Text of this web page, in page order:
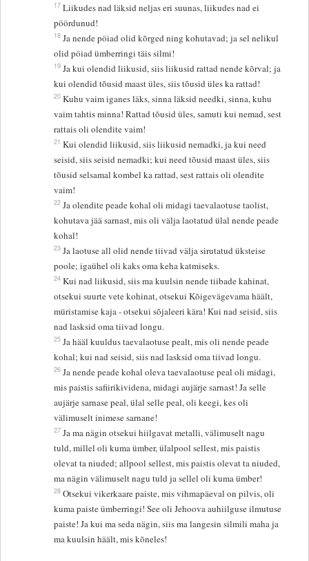
17 Liikudes nad läksid neljas eri suunas, liikudes nad ei
pöördunud!
18 Ja nende pöiad olid kõrged ning kohutavad; ja sel nelikul
olid pöiad ümberringi täis silmi!
19 Ja kui olendid liikusid, siis liikusid rattad nende kõrval; ja
kui olendid tõusid maast üles, siis tõusid üles ka rattad!
20 Kuhu vaim iganes läks, sinna läksid needki, sinna, kuhu
vaim tahtis minna! Rattad tõusid üles, samuti kui nemad, sest
rattais oli olendite vaim!
21 Kui olendid liikusid, siis liikusid nemadki, ja kui need
seisid, siis seisid nemadki; kui need tõusid maast üles, siis
tõusid selsamal kombel ka rattad, sest rattais oli olendite
vaim!
22 Ja olendite peade kohal oli midagi taevalaotuse taolist,
kohutava jää sarnast, mis oli välja laotatud ülal nende peade
kohal!
23 Ja laotuse all olid nende tiivad välja sirutatud üksteise
poole; igaühel oli kaks oma keha katmiseks.
24 Kui nad liikusid, siis ma kuulsin nende tiibade kahinat,
otsekui suurte vete kohinat, otsekui Kõigevägevama häält,
müristamise kaja - otsekui sõjaleeri kära! Kui nad seisid, siis
nad lasksid oma tiivad longu.
25 Ja hääl kuuldus taevalaotuse pealt, mis oli nende peade
kohal; kui nad seisid, siis nad lasksid oma tiivad longu.
26 Ja nende peade kohal oleva taevalaotuse peal oli midagi,
mis paistis safiirikividena, midagi aujärje sarnast! Ja selle
aujärje sarnase peal, ülal selle peal, oli keegi, kes oli
välimuselt inimese sarnane!
27 Ja ma nägin otsekui hiilgavat metalli, välimuselt nagu
tuld, millel oli kuma ümber, ülalpool sellest, mis paistis
olevat ta niuded; allpool sellest, mis paistis olevat ta niuded,
ma nägin välimuselt nagu tuld ja sellel oli kuma ümber!
28 Otsekui vikerkaare paiste, mis vihmapäeval on pilvis, oli
kuma paiste ümberringi! See oli Jehoova auhiilguse ilmutuse
paiste! Ja kui ma seda nägin, siis ma langesin silmili maha ja
ma kuulsin häält, mis kõneles!